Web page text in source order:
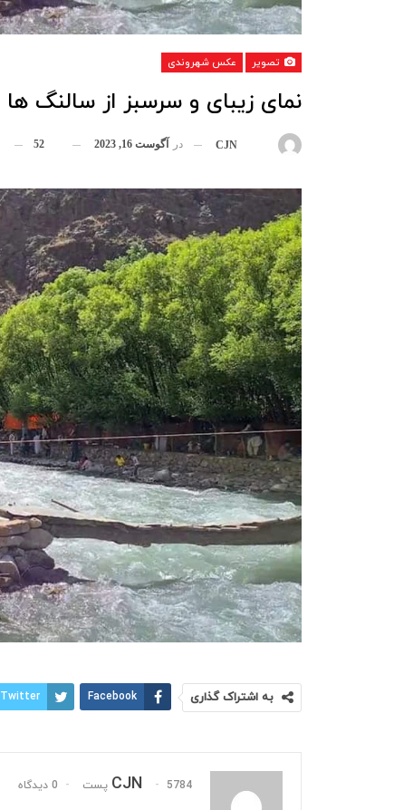
تصویر عکس شهروندی
نمای زیبای و سرسبز از سالنگ ها
CJN در آگوست 16, 2023 52
به اشتراک گذاری Facebook
Twitter
CJN 5784 پست 0 دیدگاه